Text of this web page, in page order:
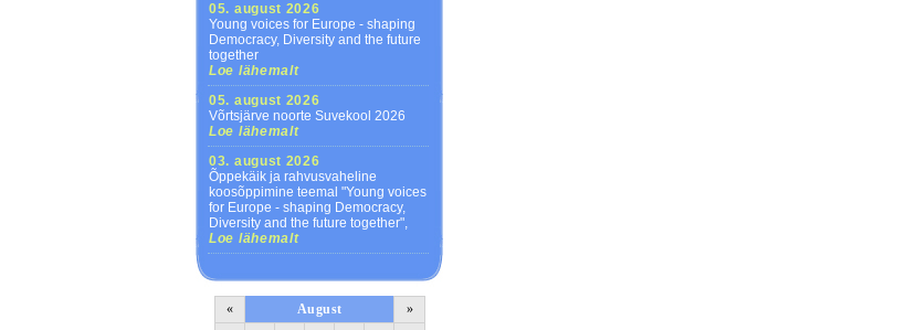
05. august 2026
Young voices for Europe - shaping
Democracy, Diversity and the future
together
Loe lähemalt
05. august 2026
Võrtsjärve noorte Suvekool 2026
Loe lähemalt
03. august 2026
Õppekäik ja rahvusvaheline
koosõppimine teemal "Young voices
for Europe - shaping Democracy,
Diversity and the future together",
Loe lähemalt
« August »